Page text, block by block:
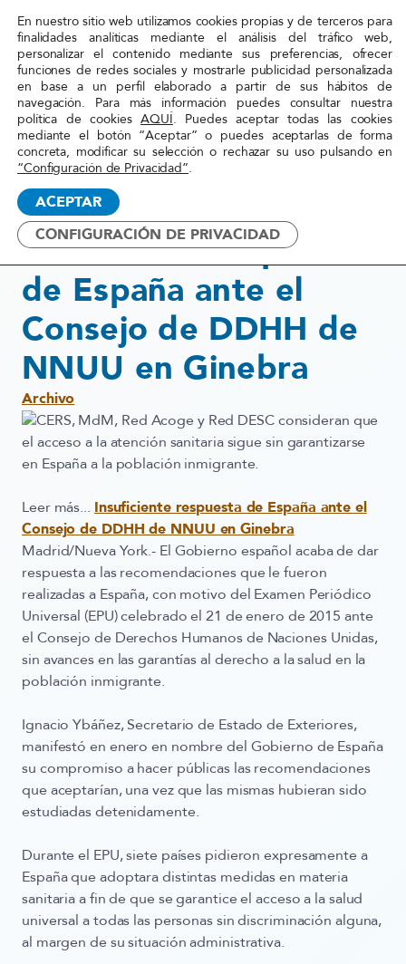
Red
Acoge
Inicio»Actualidad» Insuficiente respuesta de
España ante el Consejo de
DDHH de NNUU en Ginebra
26 junio, 2015
Insuficiente respuesta
de España ante el
Consejo de DDHH de
NNUU en Ginebra
Archivo
CERS, MdM, Red Acoge y Red DESC consideran que
el acceso a la atención sanitaria sigue sin garantizarse
en España a la población inmigrante.
Leer más... Insuficiente respuesta de España ante el
Consejo de DDHH de NNUU en Ginebra
Madrid/Nueva York.- El Gobierno español acaba de dar
respuesta a las recomendaciones que le fueron
realizadas a España, con motivo del Examen Periódico
Universal (EPU) celebrado el 21 de enero de 2015 ante
el Consejo de Derechos Humanos de Naciones Unidas,
sin avances en las garantías al derecho a la salud en la
población inmigrante.
Ignacio Ybáñez, Secretario de Estado de Exteriores,
manifestó en enero en nombre del Gobierno de España
su compromiso a hacer públicas las recomendaciones
que aceptarían, una vez que las mismas hubieran sido
estudiadas detenidamente.
Durante el EPU, siete países pidieron expresamente a
España que adoptara distintas medidas en materia
sanitaria a fin de que se garantice el acceso a la salud
universal a todas las personas sin discriminación alguna,
al margen de su situación administrativa.
En nuestro sitio web utilizamos cookies propias y de terceros para
finalidades analíticas mediante el análisis del tráfico web,
personalizar el contenido mediante sus preferencias, ofrecer
funciones de redes sociales y mostrarle publicidad personalizada
en base a un perfil elaborado a partir de sus hábitos de
navegación. Para más información puedes consultar nuestra
política de cookiesAQUÍ. Puedes aceptar todas las cookies
mediante el botón “Aceptar” o puedes aceptarlas de forma
concreta, modificar su selección o rechazar su uso pulsando en
“Configuración de Privacidad”.
ACEPTAR
CONFIGURACIÓN DE PRIVACIDAD